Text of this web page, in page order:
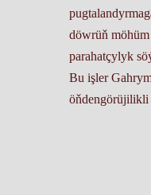
döwrüň möhüm
parahatçylyk
Bu işler
öňdengörüjilikli